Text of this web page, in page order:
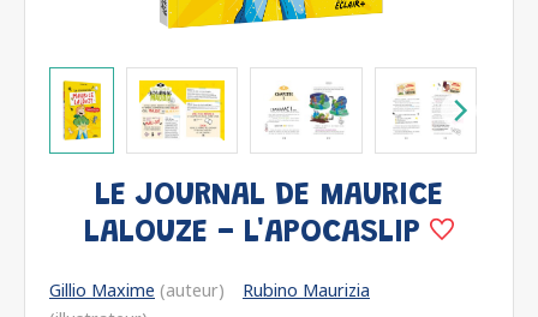
LE JOURNAL DE MAURICE
LALOUZE - L'APOCASLIP
Gillio Maxime (auteur)
Rubino Maurizia